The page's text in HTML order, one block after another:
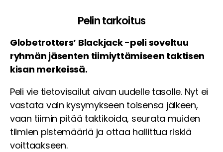
Pelin tarkoitus
Globetrotters’ Blackjack -peli soveltuu
ryhmän jäsenten tiimiyttämiseen taktisen
kisan merkeissä.
Peli vie tietovisailut aivan uudelle tasolle. Nyt ei
vastata vain kysymykseen toisensa jälkeen,
vaan tiimin pitää taktikoida, seurata muiden
tiimien pistemääriä ja ottaa hallittua riskiä
voittaakseen.